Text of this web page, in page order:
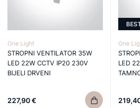
One Light
STROPNI VENTILATOR 35W
LED 22W CCTV IP20 230V
BIJELI DRVENI
227,90 €
One
LED